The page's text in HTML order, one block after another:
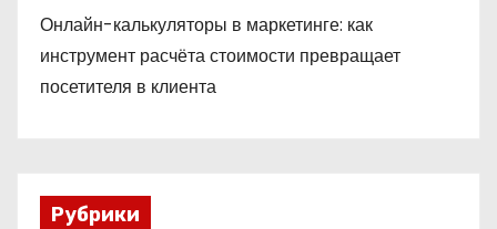
Онлайн-калькуляторы в маркетинге: как
инструмент расчёта стоимости превращает
посетителя в клиента
Рубрики